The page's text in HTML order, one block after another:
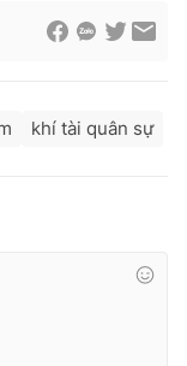
Việt
khí tài quân sự